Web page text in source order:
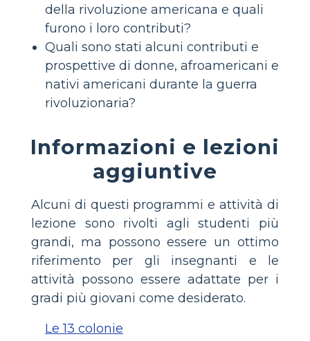
della rivoluzione americana e quali
furono i loro contributi?
Quali sono stati alcuni contributi e
prospettive di donne, afroamericani e
nativi americani durante la guerra
rivoluzionaria?
Informazioni e lezioni
aggiuntive
Alcuni di questi programmi e attività di
lezione sono rivolti agli studenti più
grandi, ma possono essere un ottimo
riferimento per gli insegnanti e le
attività possono essere adattate per i
gradi più giovani come desiderato.
Le 13 colonie